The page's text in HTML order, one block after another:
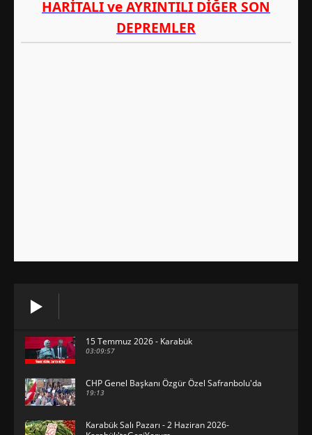
15 Temmuz 2026 - Karabük
03:09:57
CHP Genel Başkanı Özgür Özel Safranbolu'da
19:13
Karabük Salı Pazarı - 2 Haziran 2026-